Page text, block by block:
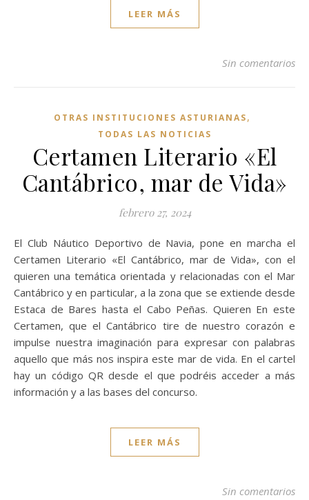
LEER MÁS
Sin comentarios
OTRAS INSTITUCIONES ASTURIANAS,
TODAS LAS NOTICIAS
Certamen Literario «El
Cantábrico, mar de Vida»
febrero 27, 2024
El Club Náutico Deportivo de Navia, pone en marcha el
Certamen Literario «El Cantábrico, mar de Vida», con el
quieren una temática orientada y relacionadas con el Mar
Cantábrico y en particular, a la zona que se extiende desde
Estaca de Bares hasta el Cabo Peñas. Quieren En este
Certamen, que el Cantábrico tire de nuestro corazón e
impulse nuestra imaginación para expresar con palabras
aquello que más nos inspira este mar de vida. En el cartel
hay un código QR desde el que podréis acceder a más
información y a las bases del concurso.
LEER MÁS
Sin comentarios